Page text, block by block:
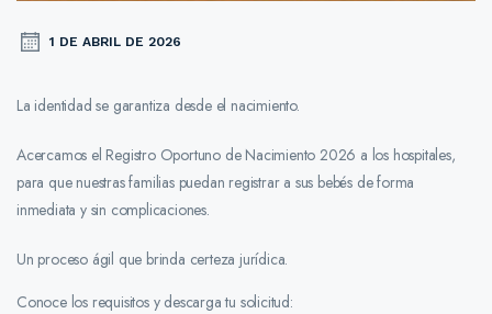
1 DE ABRIL DE 2026
La identidad se garantiza desde el nacimiento.
Acercamos el Registro Oportuno de Nacimiento 2026 a los hospitales,
para que nuestras familias puedan registrar a sus bebés de forma
inmediata y sin complicaciones.
Un proceso ágil que brinda certeza jurídica.
Conoce los requisitos y descarga tu solicitud: